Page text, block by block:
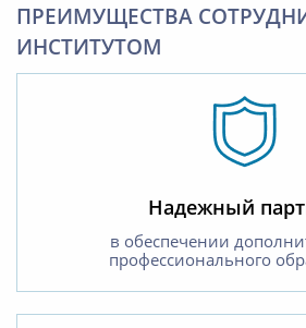
ПРЕИМУЩЕСТВА
ИНСТИТУТОМ
Надежный
в обеспечении
профессионального